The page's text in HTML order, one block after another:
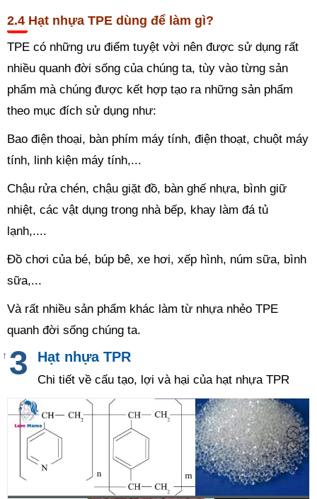
Hạt nhựa TPE dùng để làm gì?
TPE có những ưu điểm tuyệt vời nên được sử dụng rất
nhiều quanh đời sống của chúng ta, tùy vào từng sản
phẩm mà chúng được kết hợp tạo ra những sản phẩm
theo mục đích sử dụng như:
Bao điện thoại, bàn phím máy tính, điện thoạt, chuột máy
tính, linh kiện máy tính,...
Chậu rửa chén, chậu giặt đồ, bàn ghế nhựa, bình giữ
nhiệt, các vật dụng trong nhà bếp, khay làm đá tủ
lạnh,....
Đồ chơi của bé, búp bê, xe hơi, xếp hình, núm sữa, bình
sữa,...
Và rất nhiều sản phẩm khác làm từ nhựa nhẻo TPE
quanh đời sống chúng ta.
↑ Hạt nhựa TPR
Chi tiết về cấu tạo, lợi và hại của hạt nhựa TPR